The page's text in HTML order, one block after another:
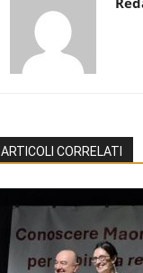
ARTICOLI CORRELATI